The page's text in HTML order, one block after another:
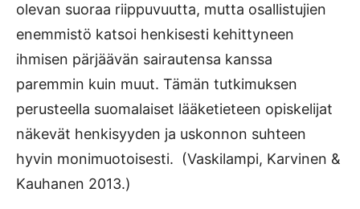
olevan suoraa riippuvuutta, mutta osallistujien
enemmistö katsoi henkisesti kehittyneen
ihmisen pärjäävän sairautensa kanssa
paremmin kuin muut. Tämän tutkimuksen
perusteella suomalaiset lääketieteen opiskelijat
näkevät henkisyyden ja uskonnon suhteen
hyvin monimuotoisesti. (Vaskilampi, Karvinen &
Kauhanen 2013.)